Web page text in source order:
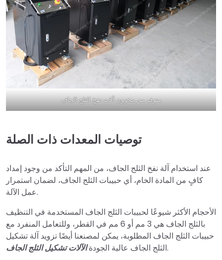
متوفر من مخزون آلات نفخ الثلج الجاف
توصيات المعدات ذات الصلة
عند استخدام آلة نفخ الثلج الجاف، من المهم التأكد من وجود إمداد
كافٍ من المادة الخام، أي حبيبات الثلج الجاف، لضمان استمرار
عمل الآلة.
الأحجام الأكثر شيوعًا لحبيبات الثلج الجاف المستخدمة في التنظيف
بالثلج الجاف هي 3 مم أو 6 مم في القطر، وللتعامل المنفرد مع
حبيبات الثلج الجاف المطلوبة، يمكن لمصنعنا أيضًا تزويد آلة تشكيل
الثلج الجاف عالية الجودةالآلات تشكيل الثلج الجاف
.